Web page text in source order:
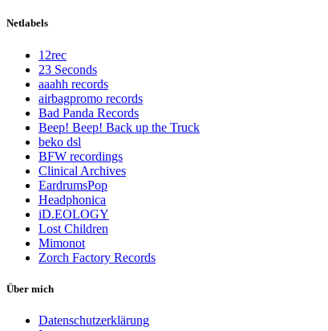
Netlabels
12rec
23 Seconds
aaahh records
airbagpromo records
Bad Panda Records
Beep! Beep! Back up the Truck
beko dsl
BFW recordings
Clinical Archives
EardrumsPop
Headphonica
iD.EOLOGY
Lost Children
Mimonot
Zorch Factory Records
Über mich
Datenschutzerklärung